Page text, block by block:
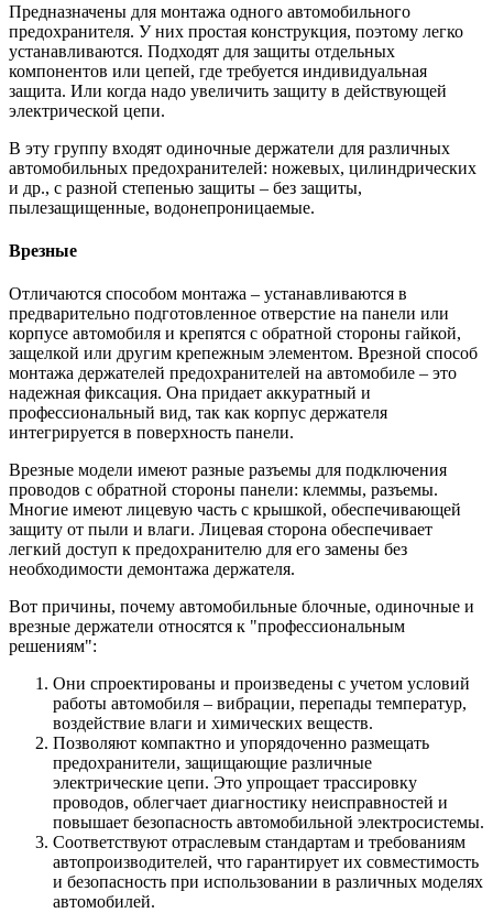
Предназначены для монтажа одного автомобильного
предохранителя. У них простая конструкция, поэтому легко
устанавливаются. Подходят для защиты отдельных
компонентов или цепей, где требуется индивидуальная
защита. Или когда надо увеличить защиту в действующей
электрической цепи.
В эту группу входят одиночные держатели для различных
автомобильных предохранителей: ножевых, цилиндрических
и др., с разной степенью защиты – без защиты,
пылезащищенные, водонепроницаемые.
Врезные
Отличаются способом монтажа – устанавливаются в
предварительно подготовленное отверстие на панели или
корпусе автомобиля и крепятся с обратной стороны гайкой,
защелкой или другим крепежным элементом. Врезной способ
монтажа держателей предохранителей на автомобиле – это
надежная фиксация. Она придает аккуратный и
профессиональный вид, так как корпус держателя
интегрируется в поверхность панели.
Врезные модели имеют разные разъемы для подключения
проводов с обратной стороны панели: клеммы, разъемы.
Многие имеют лицевую часть с крышкой, обеспечивающей
защиту от пыли и влаги. Лицевая сторона обеспечивает
легкий доступ к предохранителю для его замены без
необходимости демонтажа держателя.
Вот причины, почему автомобильные блочные, одиночные и
врезные держатели относятся к "профессиональным
решениям":
Они спроектированы и произведены с учетом условий
работы автомобиля – вибрации, перепады температур,
воздействие влаги и химических веществ.
Позволяют компактно и упорядоченно размещать
предохранители, защищающие различные
электрические цепи. Это упрощает трассировку
проводов, облегчает диагностику неисправностей и
повышает безопасность автомобильной электросистемы.
Соответствуют отраслевым стандартам и требованиям
автопроизводителей, что гарантирует их совместимость
и безопасность при использовании в различных моделях
автомобилей.